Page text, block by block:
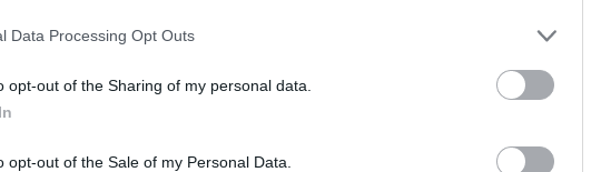
Data Processing Opt Outs
opt-out of the Sharing of my personal data.
opt-out of the Sale of my Personal Data.
i
iniziali di guadagno si sono scontrate con
è rivelata più ardua del previsto, con costi operativi
il 50% dei proprietari ha scelto di tornare alla
più sicura e meno stressante.